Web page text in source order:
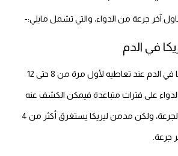
آخر جرعة من الدواء، والتي تشمل مايلي:-
في الدم
يمكن الكشف عن ليريكا في الدم عند تعاطيه لأول مرة من 8 حتى 12
على فترات متباعدة فيمكن الكشف عنه
خلال يومين من تناول الجرعة، ولكن مدمن ليريكا يستغرق أكثر من 4
جرعة.